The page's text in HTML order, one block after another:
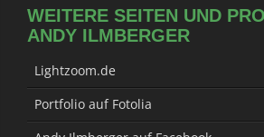
WEITERE SEITEN UND
ANDY ILMBERGER
Lightzoom.de
Portfolio auf Fotolia